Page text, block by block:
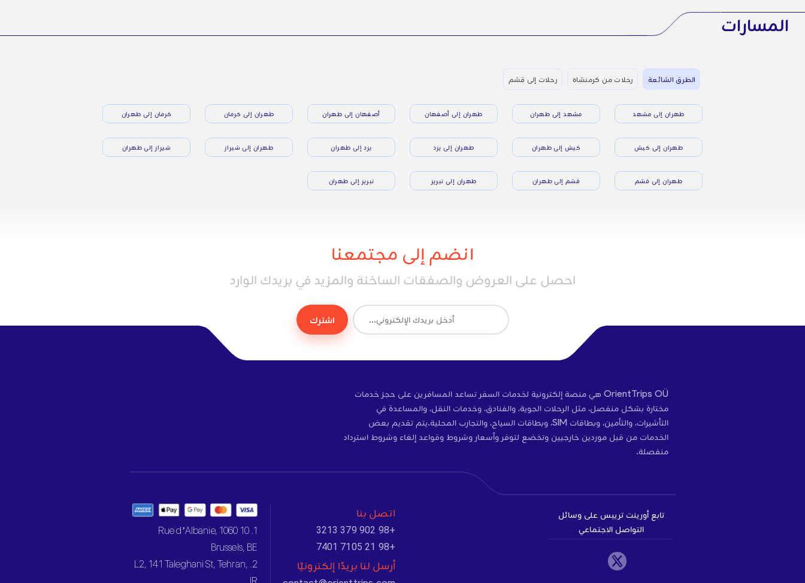
المسارات
الطرق الشائعة رحلات من كرمنشاه رحلات إلى قشم
طهران إلى مشهد مشهد إلى طهران طهران إلى أصفهان أصفهان إلى طهران طهران إلى كرمان كرمان إلى طهران
طهران إلى كيش كيش إلى طهران طهران إلى يزد يزد إلى طهران طهران إلى شيراز شيراز إلى طهران
طهران إلى قشم قشم إلى طهران طهران إلى تبريز تبريز إلى طهران
انضم إلى مجتمعنا
احصل على العروض والصفقات الساخنة والمزيد في بريدك الوارد
اشترك
OrientTrips OÜ هي منصة إلكترونية لخدمات السفر تساعد المسافرين على حجز خدمات
مختارة بشكل منفصل، مثل الرحلات الجوية، والفنادق، وخدمات النقل، والمساعدة في
التأشيرات، والتأمين، وبطاقات SIM، وبطاقات السياح، والتجارب المحلية.يتم تقديم بعض
الخدمات من قبل موردين خارجيين وتخضع لتوفر وأسعار وشروط وقواعد إلغاء وشروط استرداد
منفصلة.
تابع أورينت تريبس على وسائل
التواصل الاجتماعي
اتصل بنا
+98 902 379 3213
+98 21 7105 7401
أرسل لنا بريدًا إلكترونيًا
1. 10 Rue d’Albanie, 1060
Brussels, BE
2. L2, 141 Taleghani St, Tehran,